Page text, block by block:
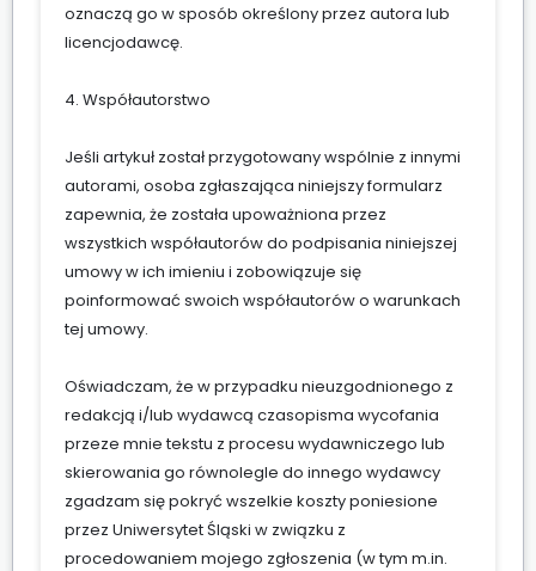
oznaczą go w sposób określony przez autora lub
licencjodawcę.
4. Współautorstwo
Jeśli artykuł został przygotowany wspólnie z innymi
autorami, osoba zgłaszająca niniejszy formularz
zapewnia, że została upoważniona przez
wszystkich współautorów do podpisania niniejszej
umowy w ich imieniu i zobowiązuje się
poinformować swoich współautorów o warunkach
tej umowy.
Oświadczam, że w przypadku nieuzgodnionego z
redakcją i/lub wydawcą czasopisma wycofania
przeze mnie tekstu z procesu wydawniczego lub
skierowania go równolegle do innego wydawcy
zgadzam się pokryć wszelkie koszty poniesione
przez Uniwersytet Śląski w związku z
procedowaniem mojego zgłoszenia (w tym m.in.